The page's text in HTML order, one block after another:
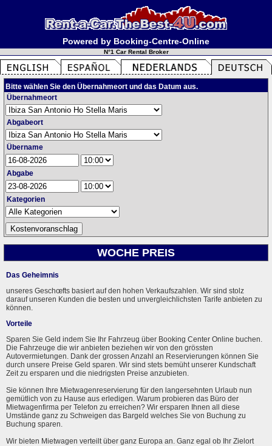
Powered by Booking-Centre-Online
N°1 Car Rental Broker
Bitte wählen Sie den Übernahmeort und das Datum aus.
Übernahmeort
Abgabeort
Übername
Abgabe
Kategorien
WOCHE PREIS
Das Geheimnis
unseres Geschœfts basiert auf den hohen Verkaufszahlen. Wir sind stolz
darauf unseren Kunden die besten und unvergleichlichsten Tarife anbieten zu
können.
Vorteile
Sparen Sie Geld indem Sie Ihr Fahrzeug über Booking Center Online buchen.
Die Fahrzeuge die wir anbieten beziehen wir von den grössten
Autovermietungen. Dank der grossen Anzahl an Reservierungen können Sie
durch unsere Preise Geld sparen. Wir sind stets bemüht unserer Kundschaft
Zeit zu ersparen und die niedrigsten Preise anzubieten.
Sie können Ihre Mietwagenreservierung für den langersehnten Urlaub nun
gemütlich von zu Hause aus erledigen. Warum probieren das Büro der
Mietwagenfirma per Telefon zu erreichen? Wir ersparen Ihnen all diese
Umstände ganz zu Schweigen das Bargeld welches Sie von Buchung zu
Buchung sparen.
Wir bieten Mietwagen verteilt über ganz Europa an. Ganz egal ob Ihr Zielort